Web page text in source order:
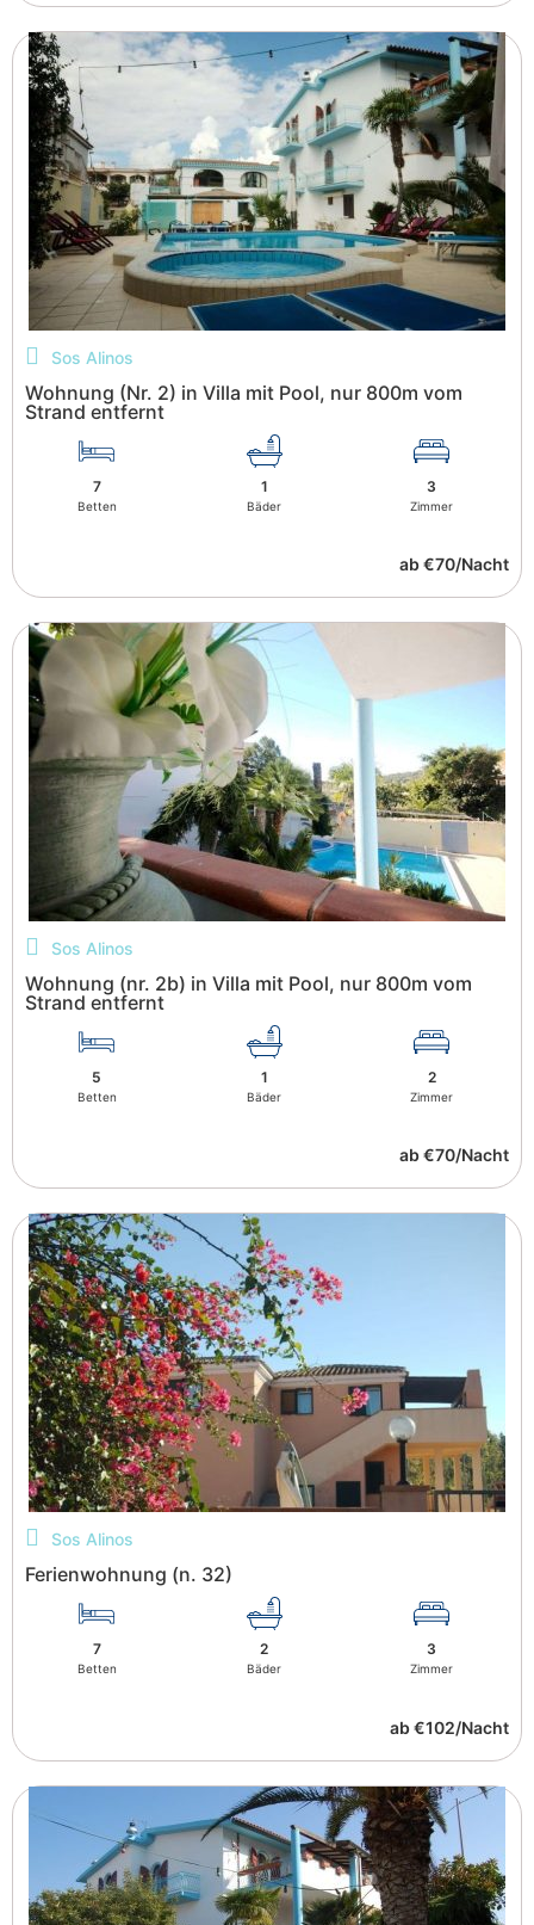
Sos Alinos
Wohnung (Nr. 2) in Villa mit Pool, nur 800m vom
Strand entfernt
7
Betten
1
Bäder
3
Zimmer
ab €70/Nacht
Sos Alinos
Wohnung (nr. 2b) in Villa mit Pool, nur 800m vom
Strand entfernt
5
Betten
1
Bäder
2
Zimmer
ab €70/Nacht
Sos Alinos
Ferienwohnung (n. 32)
7
Betten
2
Bäder
3
Zimmer
ab €102/Nacht